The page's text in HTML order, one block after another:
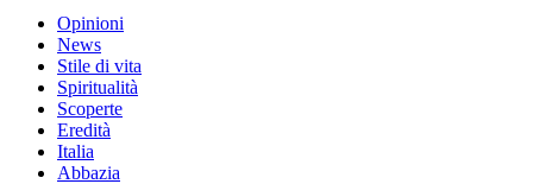
Opinioni
News
Stile di vita
Spiritualità
Scoperte
Eredità
Italia
Abbazia